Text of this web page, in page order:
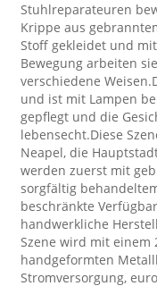
Stuhlreparateuren
Krippe aus
Stoff gekleidet und
Bewegung arbeiten
verschiedene
und ist mit Lampen
gepflegt und die
lebensecht.Diese
Neapel, die
werden zuerst mit
sorgfältig
beschränkte
handwerkliche
Szene wird mit einem
handgeformten
Stromversorgung,